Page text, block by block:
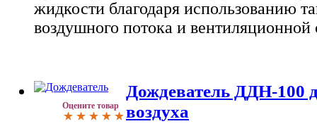
жидкости благодаря использованию
воздушного потока и вентиляционной
Оцените товар
Дождеватель ДДН-100
воздуха